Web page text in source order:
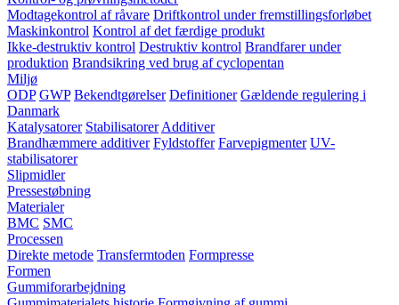
Modtagekontrol af råvare Driftkontrol under fremstillingsforløbet
Maskinkontrol Kontrol af det færdige produkt
Ikke-destruktiv kontrol Destruktiv kontrol Brandfarer under
produktion Brandsikring ved brug af cyclopentan
Miljø
ODP GWP Bekendtgørelser Definitioner Gældende regulering i
Danmark
Katalysatorer Stabilisatorer Additiver
Brandhæmmere additiver Fyldstoffer Farvepigmenter UV-
stabilisatorer
Slipmidler
Pressestøbning
Materialer
BMC SMC
Processen
Direkte metode Transfermtoden Formpresse
Formen
Gummiforarbejdning